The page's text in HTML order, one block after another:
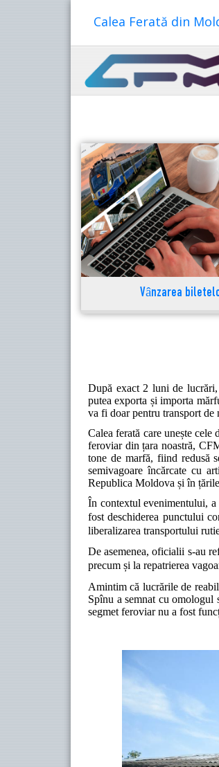
Calea Ferată din
Vânzarea
După exact 2 luni de lucrări,
putea exporta și importa
va fi doar pentru transport de
Calea ferată care unește
feroviar din țara noastră,
tone de marfă, fiind redusă
semivagoare încărcate cu
Republica Moldova și în
În contextul evenimentului,
fost deschiderea punctului
liberalizarea transportului
De asemenea, oficialii s-au
precum și la repatrierea
Amintim că lucrările de
Spînu a semnat cu omologul
segmet feroviar nu a fost